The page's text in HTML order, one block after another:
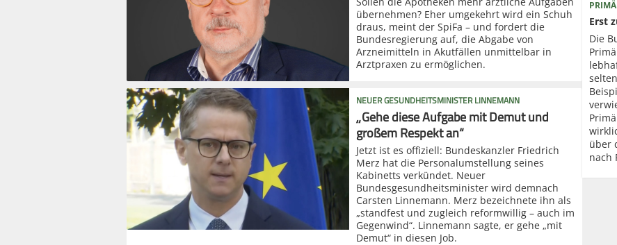
übernehmen? Eher umgekehrt wird ein Schuh
draus, meint der SpiFa – und fordert die
Bundesregierung auf, die Abgabe von
Arzneimitteln in Akutfällen unmittelbar in
Arztpraxen zu ermöglichen.
NEUER GESUNDHEITSMINISTER LINNEMANN
„Gehe diese Aufgabe mit Demut und
großem Respekt an“
Jetzt ist es offiziell: Bundeskanzler Friedrich
Merz hat die Personalumstellung seines
Kabinetts verkündet. Neuer
Bundesgesundheitsminister wird demnach
Carsten Linnemann. Merz bezeichnete ihn als
„standfest und zugleich reformwillig – auch im
Gegenwind“. Linnemann sagte, er gehe „mit
Demut“ in diesen Job.
Erst
Die
über
nach